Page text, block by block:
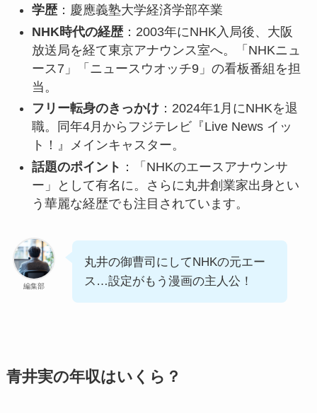
学歴：慶應義塾大学経済学部卒業
NHK時代の経歴：2003年にNHK入局後、大阪
放送局を経て東京アナウンス室へ。「NHKニュ
ース7」「ニュースウオッチ9」の看板番組を担
当。
フリー転身のきっかけ：2024年1月にNHKを退
職。同年4月からフジテレビ『Live News イッ
ト！』メインキャスター。
話題のポイント ：「NHKのエースアナウンサ
ー」として有名に。さらに丸井創業家出身とい
う華麗な経歴でも注目されています。
編集部
丸井の御曹司にしてNHKの元エー
ス…設定がもう漫画の主人公！
青井実の年収はいくら？